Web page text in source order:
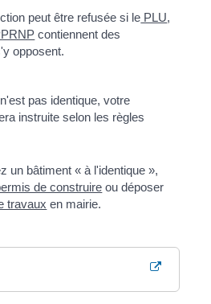
peut être refusée si le PLU,
contiennent des
opposent.
pas identique, votre
instruite selon les règles
un bâtiment « à l'identique »,
de construire ou déposer
travaux en mairie.